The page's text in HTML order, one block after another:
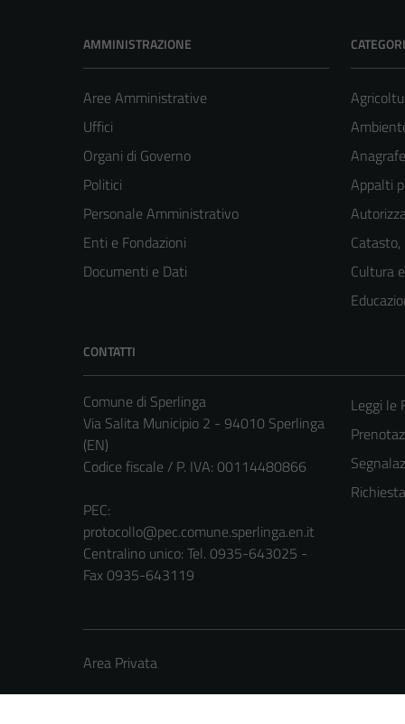
AMMINISTRAZIONE
Aree Amministrative
Uffici
Organi di Governo
Politici
Personale Amministrativo
Enti e Fondazioni
Documenti e Dati
Appalti
Catasto,
Cultura
CONTATTI
Comune di Sperlinga
Via Salita Municipio 2 - 94010 Sperlinga
(EN)
Codice fiscale / P. IVA: 00114480866
PEC:
protocollo@pec.comune.sperlinga.en.it
Centralino unico: Tel. 0935-643025 -
Fax 0935-643119
Leggi le
Area Privata